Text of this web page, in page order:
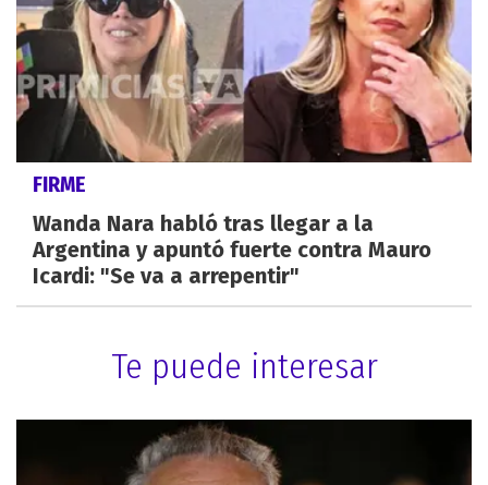
FIRME
Wanda Nara habló tras llegar a la
Argentina y apuntó fuerte contra Mauro
Icardi: "Se va a arrepentir"
Te puede interesar